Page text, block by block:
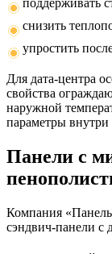
поддерживать
снизить
упростить
Для дата-центра
свойства
наружной
параметры внутри
Панели с
Компания
сэндвич-панели с